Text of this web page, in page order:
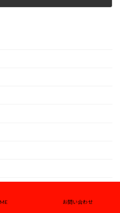
お問い合わせ